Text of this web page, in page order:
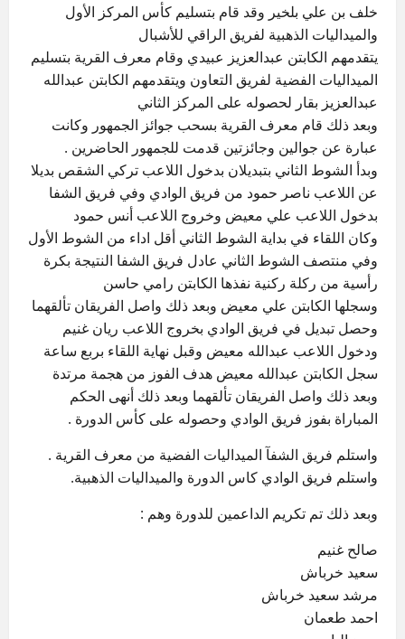
خلف بن علي بلخير وقد قام بتسليم كأس المركز الأول
والميداليات الذهبية لفريق الراقي للأشبال
يتقدمهم الكابتن عبدالعزيز عبيدي وقام معرف القرية بتسليم
الميداليات الفضية لفريق التعاون ويتقدمهم الكابتن عبدالله
عبدالعزيز بقار لحصوله على المركز الثاني
وبعد ذلك قام معرف القرية بسحب جوائز الجمهور وكانت
عبارة عن جوالين وجائزتين قدمت للجمهور الحاضرين .
وبدأ الشوط الثاني بتبديلان بدخول اللاعب تركي الشقص بديلا
عن اللاعب ناصر حمود من فريق الوادي وفي فريق الشفا
بدخول اللاعب علي معيض وخروج اللاعب أنس حمود
وكان اللقاء في بداية الشوط الثاني أقل اداء من الشوط الأول
وفي منتصف الشوط الثاني عادل فريق الشفا النتيجة بكرة
رأسية من ركلة ركنية نفذها الكابتن رامي حاسن
وسجلها الكابتن علي معيض وبعد ذلك واصل الفريقان تألقهما
وحصل تبديل في فريق الوادي بخروج اللاعب ريان غنيم
ودخول اللاعب عبدالله معيض وقبل نهاية اللقاء بربع ساعة
سجل الكابتن عبدالله معيض هدف الفوز من هجمة مرتدة
وبعد ذلك واصل الفريقان تألقهما وبعد ذلك أنهى الحكم
المباراة بفوز فريق الوادي وحصوله على كأس الدورة .
واستلم فريق الشفآ الميداليات الفضية من معرف القرية .
واستلم فريق الوادي كاس الدورة والميداليات الذهبية.
وبعد ذلك تم تكريم الداعمين للدورة وهم :
صالح غنيم
سعيد خرباش
مرشد سعيد خرباش
احمد طعمان